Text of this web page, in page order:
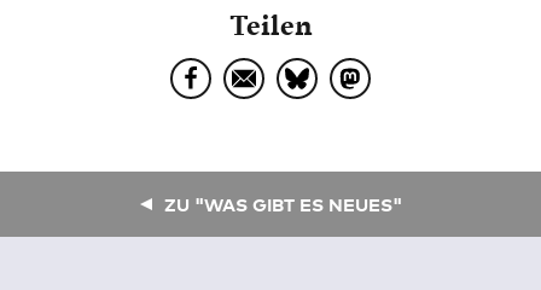
Teilen
ZU "WAS GIBT ES NEUES"